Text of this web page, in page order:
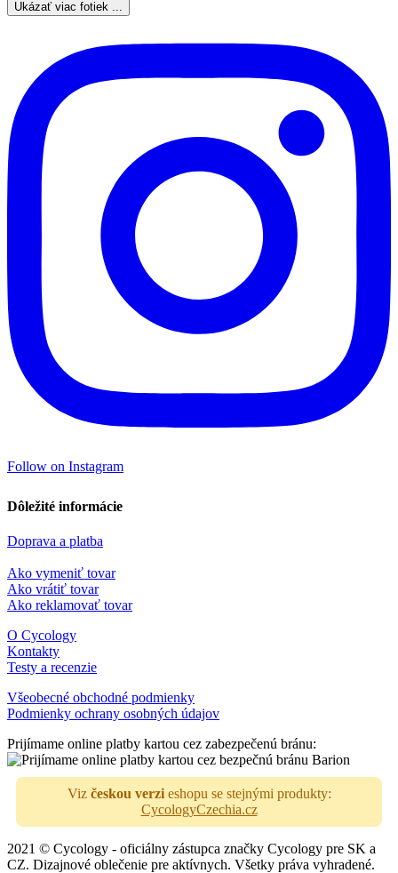
Ukázať viac fotiek ...
Follow on Instagram
Dôležité informácie
Doprava a platba
Ako vymeniť tovar
Ako vrátiť tovar
Ako reklamovať tovar
O Cycology
Kontakty
Testy a recenzie
Všeobecné obchodné podmienky
Podmienky ochrany osobných údajov
Prijímame online platby kartou cez zabezpečenú bránu:
Viz českou verzieshopu se stejnými produkty:
CycologyCzechia.cz
2021 © Cycology - oficiálny zástupca značky Cycology pre SK a
CZ. Dizajnové oblečenie pre aktívnych. Všetky práva vyhradené.